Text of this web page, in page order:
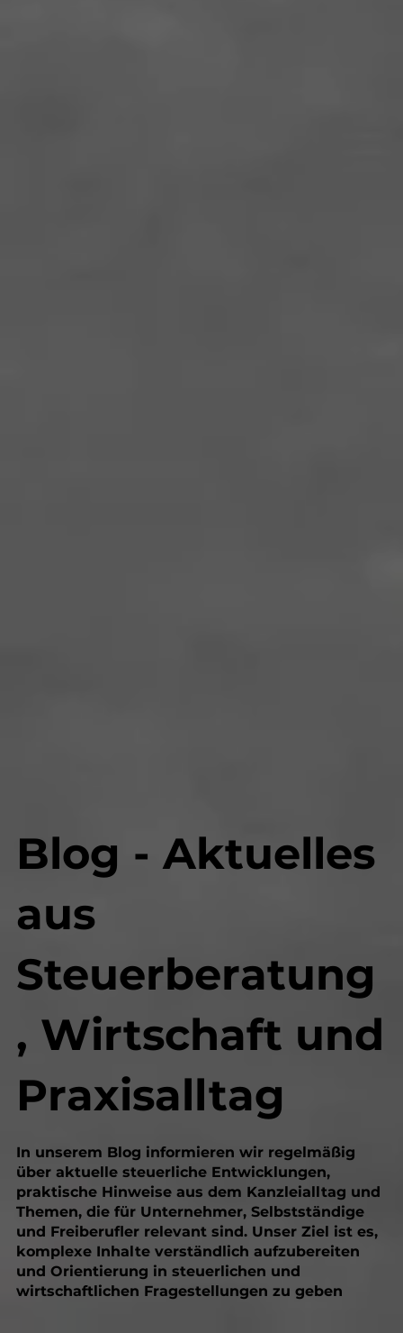
Blog - Aktuelles
aus
Steuerberatung
, Wirtschaft und
Praxisalltag
In unserem Blog informieren wir regelmäßig
über aktuelle steuerliche Entwicklungen,
praktische Hinweise aus dem Kanzleialltag und
Themen, die für Unternehmer, Selbstständige
und Freiberufler relevant sind. Unser Ziel ist es,
komplexe Inhalte verständlich aufzubereiten
und Orientierung in steuerlichen und
wirtschaftlichen Fragestellungen zu geben